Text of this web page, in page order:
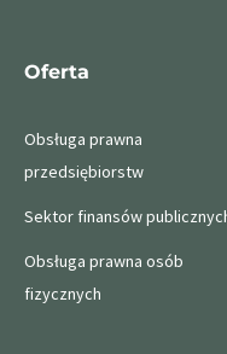
Oferta
Obsługa prawna
przedsiębiorstw
Sektor finansów
Obsługa prawna osób
fizycznych